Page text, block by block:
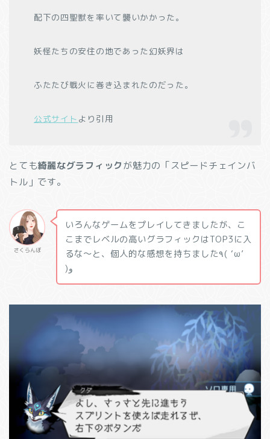
配下の四聖獣を率いて襲いかかった。
妖怪たちの安住の地であった幻妖界は
ふたたび戦火に巻き込まれたのだった。
公式サイト より引用
とても綺麗なグラフィックが魅力の「スピードチェインバ
トル」です。
さくらんぼ
いろんなゲームをプレイしてきましたが、こ
こまでレベルの高いグラフィックはTOP3に入
るな〜と、個人的な感想を持ちました٩( ‘ω’